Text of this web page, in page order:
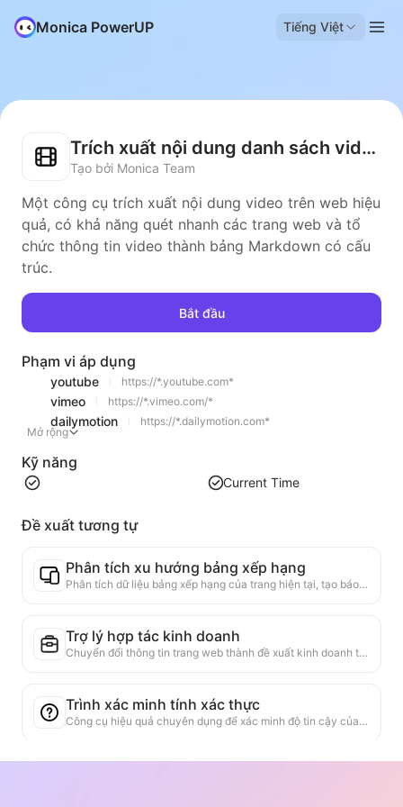
Monica PowerUP Tiếng Việt
Trích xuất nội dung danh sách video
Tạo bởi Monica Team
Một công cụ trích xuất nội dung video trên web hiệu
quả, có khả năng quét nhanh các trang web và tổ
chức thông tin video thành bảng Markdown có cấu
trúc.
Bắt đầu
Phạm vi áp dụng
youtube https://*.youtube.com*
vimeo https://*.vimeo.com/*
dailymotion
https://*.dailymotion.com*
Mở rộng
Kỹ năng
Current Time
Đề xuất tương tự
Phân tích xu hướng bảng xếp hạng
Phân tích dữ liệu bảng xếp hạng của trang hiện tại, tạo báo cáo xu hướng. Nhận diện các loại sản phẩm phổ biến, các loại sản phẩm đang tăng nhanh và công nghệ mới nổi. Cung cấp cái nhìn thị trường ngay lập tức, giúp bạn hiểu xu hướng sản phẩm mới nhất và động thái thị trường.
Trợ lý hợp tác kinh doanh
Chuyển đổi thông tin trang web thành đề xuất kinh doanh tùy chỉnh, tin nhắn hợp tác, cung cấp mẫu sẵn có và hướng dẫn theo dõi, đơn giản hóa quy trình hợp tác.
Trình xác minh tính xác thực
Công cụ hiệu quả chuyên dụng để xác minh độ tin cậy của nội dung trang web. Tự động nhận dạng các tuyên bố và dữ liệu quan trọng, kiểm tra chéo với các nguồn bên ngoài đáng tin cậy. Đánh giá độ tin cậy của các tuyên bố quan trọng, cung cấp giải thích về kết quả xác minh và liên kết đến các nguồn sự kiện. Giúp nâng cao nhận thức thông tin, ngăn chặn sự lây lan của thông tin sai lệch.